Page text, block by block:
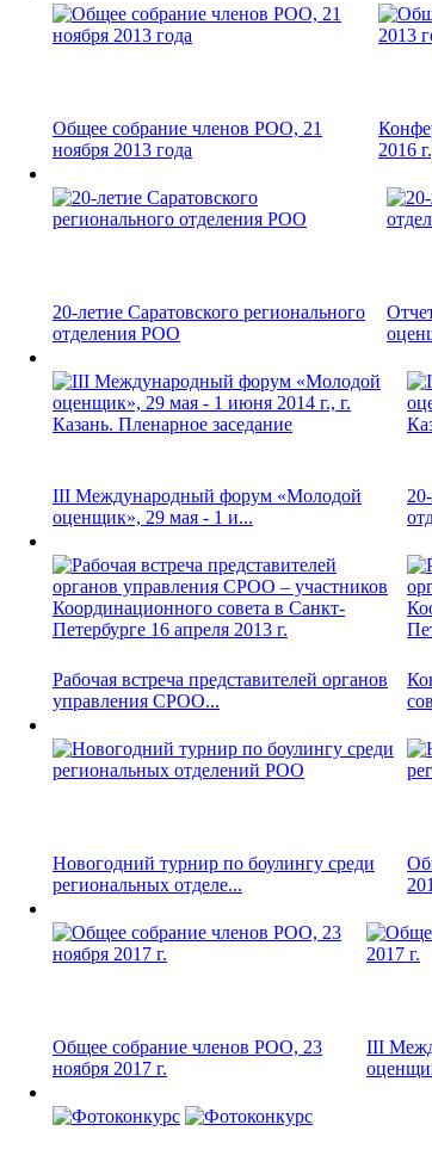
Общее собрание членов РОО, 21
ноября 2013 года
2016
20-летие Саратовского регионального
отделения РОО
III Международный форум «Молодой
оценщик», 29 мая - 1 и...
Рабочая встреча представителей органов
управления СРОО...
Новогодний турнир по боулингу среди
региональных отделе...
Общее собрание членов РОО, 23
ноября 2017 г.
III